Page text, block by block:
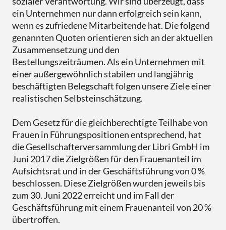
ein Unternehmen nur dann erfolgreich sein kann,
wenn es zufriedene Mitarbeitende hat. Die folgend
genannten Quoten orientieren sich an der aktuellen
Zusammensetzung und den
Bestellungszeiträumen. Als ein Unternehmen mit
einer außergewöhnlich stabilen und langjährig
beschäftigten Belegschaft folgen unsere Ziele einer
realistischen Selbsteinschätzung.
Dem Gesetz für die gleichberechtigte Teilhabe von
Frauen in Führungspositionen entsprechend, hat
die Gesellschafterversammlung der Libri GmbH im
Juni 2017 die Zielgrößen für den Frauenanteil im
Aufsichtsrat und in der Geschäftsführung von 0 %
beschlossen. Diese Zielgrößen wurden jeweils bis
zum 30. Juni 2022 erreicht und im Fall der
Geschäftsführung mit einem Frauenanteil von 20 %
übertroffen.